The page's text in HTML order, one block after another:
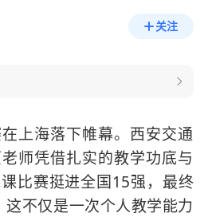
关注
上海落下帷幕。西安交通
师凭借扎实的教学功底与
比赛挺进全国15强，最终
不仅是一次个人教学能力